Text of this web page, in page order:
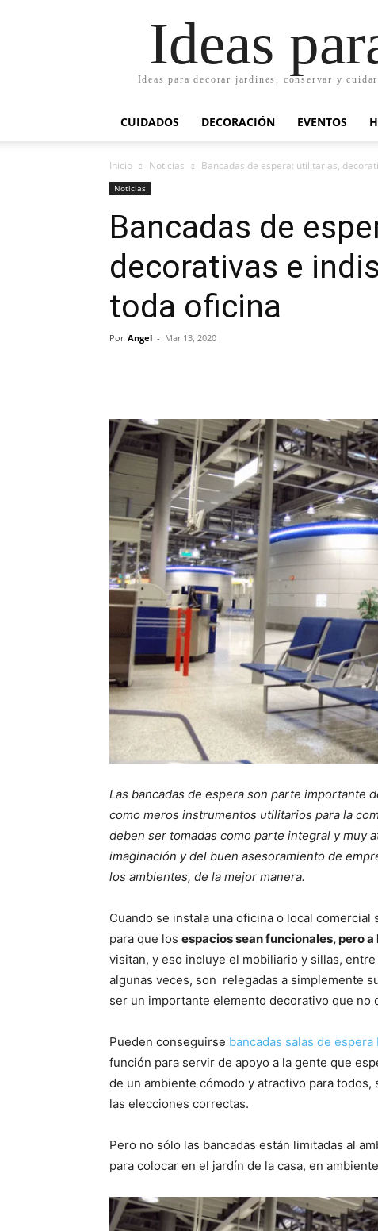
Ideas
Ideas para decorar jardines, conservar y
CUIDADOS DECORACIÓN EVENTOS
Inicio Noticias Bancadas de espera: utilitarias,
Noticias
Bancadas de
decorativas e
toda oficina
Por Angel - Mar 13, 2020
Las bancadas de espera son parte importante
como meros instrumentos utilitarios para la
deben ser tomadas como parte integral y muy
imaginación y del buen asesoramiento de
los ambientes, de la mejor manera.
Cuando se instala una oficina o local
para que los espacios sean funcionales, pero
visitan, y eso incluye el mobiliario y sillas,
algunas veces, son relegadas a simplemente
ser un importante elemento decorativo que no
Pueden conseguirse bancadas salas de espera
función para servir de apoyo a la gente que
de un ambiente cómodo y atractivo para
las elecciones correctas.
Pero no sólo las bancadas están limitadas al
para colocar en el jardín de la casa, en